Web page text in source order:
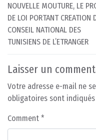
NOUVELLE MOUTURE, LE
DE LOI PORTANT CREATION
CONSEIL NATIONAL DES
TUNISIENS DE L’ETRANGER
Laisser un
Votre adresse e-mail ne
obligatoires sont indiqués
Comment *